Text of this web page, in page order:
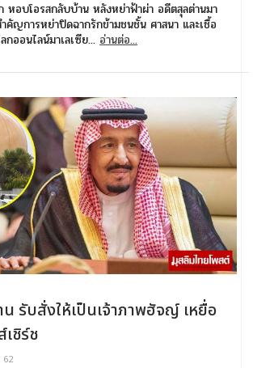
หอบโอรสกลับบ้าน หลังหย่าฟ้าผ่า อดีตสุลต่านมา
คัญการหย่าปิดฉากรักข้ามชนชั้น ศาสนา และเชื้อ
ออนไลน์มาเลเซีย... อ่านต่อ...
รับสั่งให้เป็นเจ้าภาพฮัจญ์ เหยื่อ
ชิร์ช
62